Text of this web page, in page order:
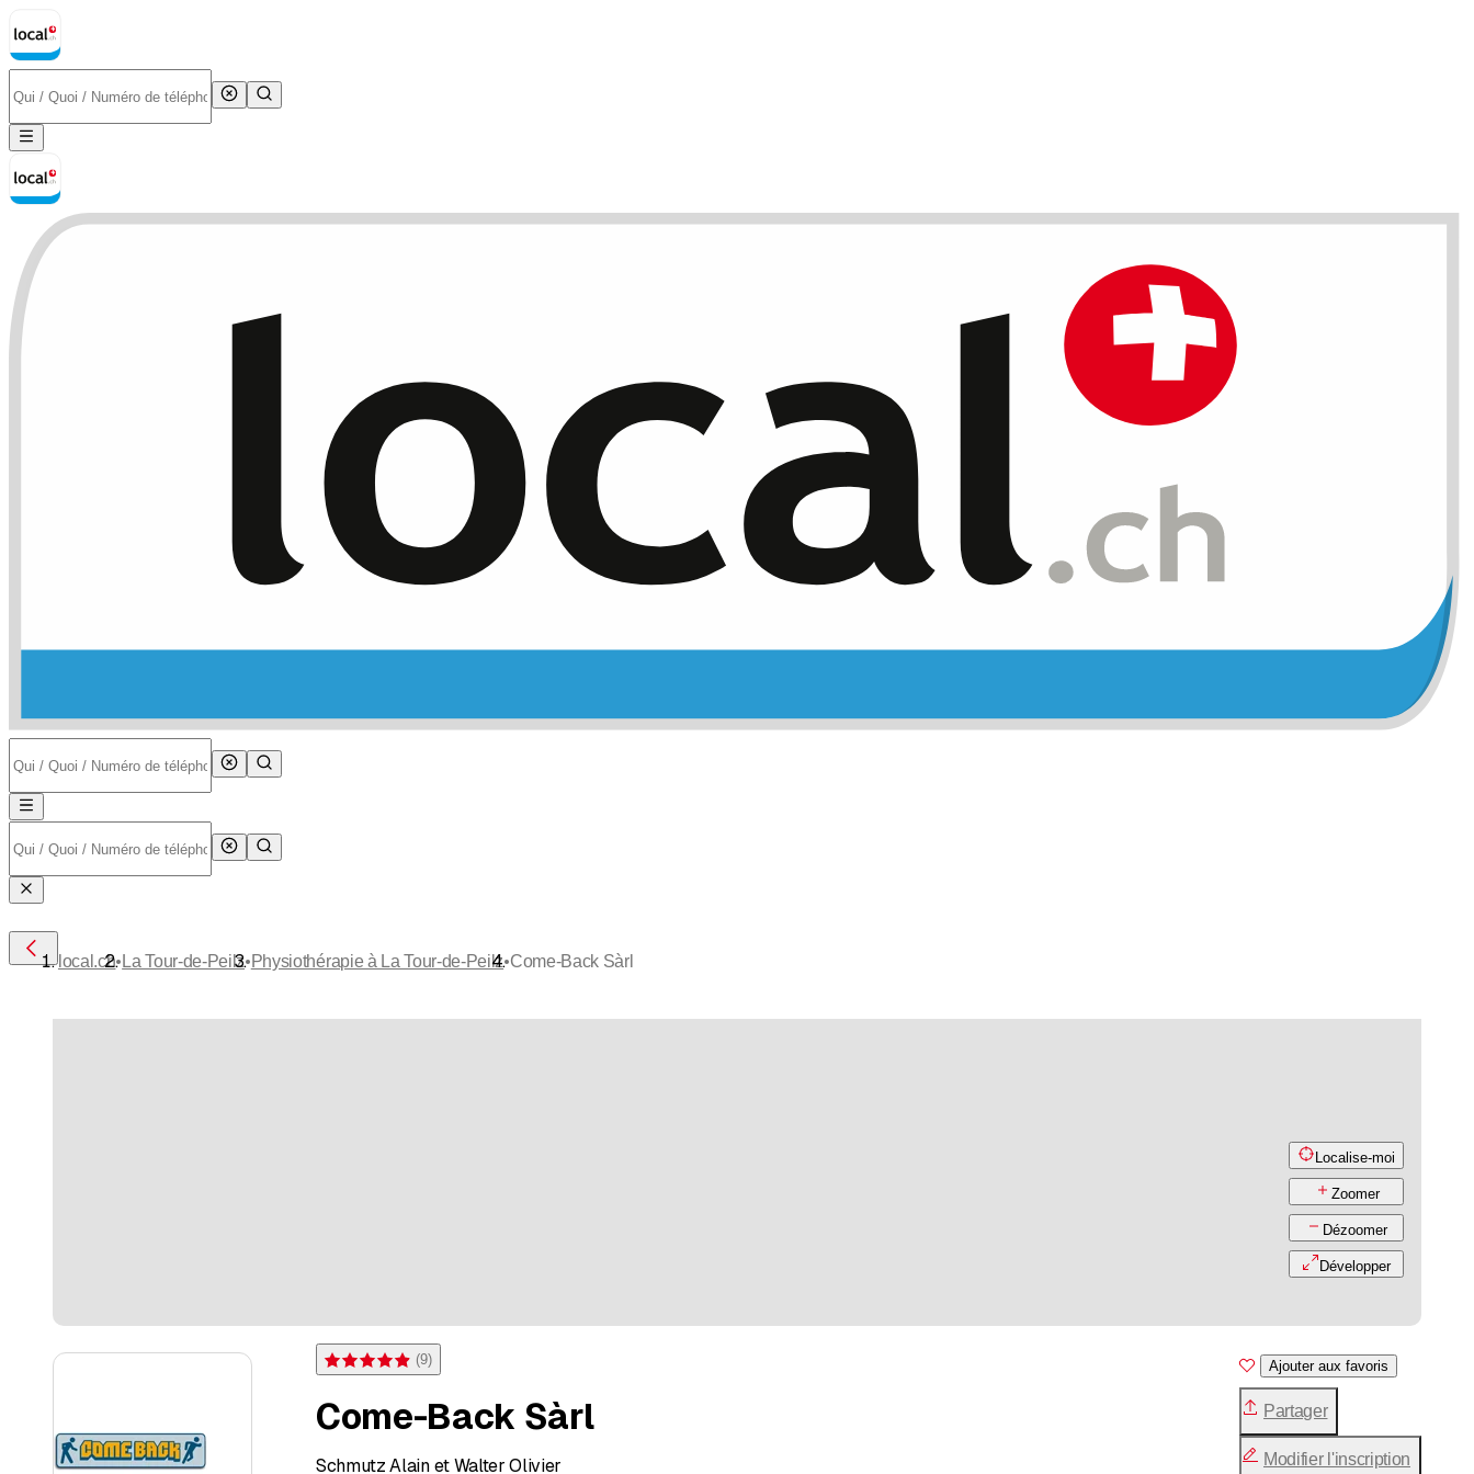
Localise-moi
Zoomer
Dézoomer
Développer
Note 4,9 sur 5 étoiles pour 9 évaluations
(9)
Come-Back Sàrl
Schmutz Alain et Walter Olivier
Ajouter aux favoris
Partager
Modifier l'inscription
local.ch• La Tour-de-Peilz•Physiothérapie à La Tour-de-Peilz•Come-Back Sàrl